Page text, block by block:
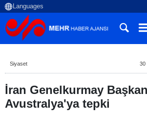
Siyaset 30
İran Genelkurmay
Avustralya'ya tepki